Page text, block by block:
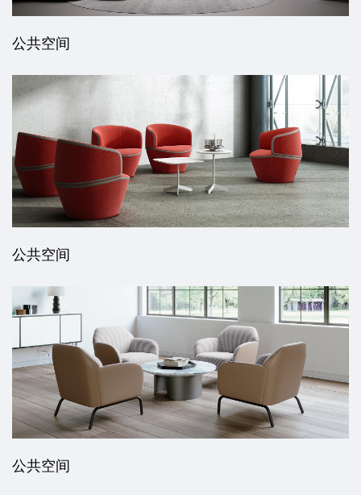
公共空间
公共空间
公共空间